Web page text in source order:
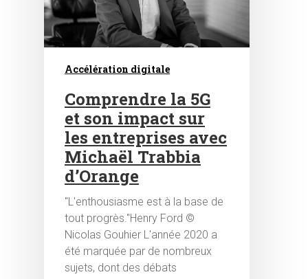
Accélération digitale
Comprendre la 5G
et son impact sur
les entreprises avec
Michaël Trabbia
d’Orange
"L'enthousiasme est à la base de
tout progrès."Henry Ford ©
Nicolas Gouhier L'année 2020 a
été marquée par de nombreux
sujets, dont des débats